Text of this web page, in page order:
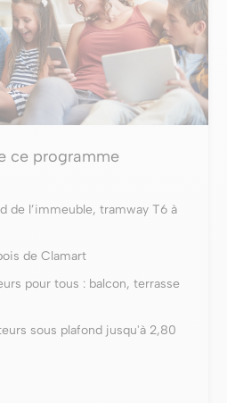
ce programme
de l’immeuble, tramway T6 à
de Clamart
pour tous : balcon, terrasse
sous plafond jusqu'à 2,80